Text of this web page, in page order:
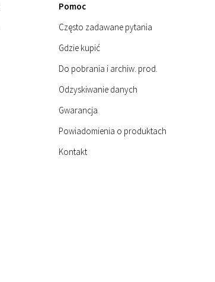
Pomoc
Często zadawane pytania
Gdzie kupić
Do pobrania i archiw. prod.
Odzyskiwanie danych
Gwarancja
Powiadomienia o produktach
Kontakt